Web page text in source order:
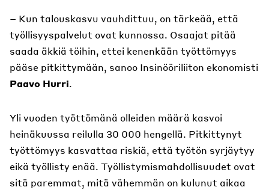
– Kun talouskasvu vauhdittuu, on tärkeää, että
työllisyyspalvelut ovat kunnossa. Osaajat pitää
saada äkkiä töihin, ettei kenenkään työttömyys
pääse pitkittymään, sanoo Insinööriliiton ekonomisti
Paavo Hurri.
Yli vuoden työttömänä olleiden määrä kasvoi
heinäkuussa reilulla 30 000 hengellä. Pitkittynyt
työttömyys kasvattaa riskiä, että työtön syrjäytyy
eikä työllisty enää. Työllistymismahdollisuudet ovat
sitä paremmat, mitä vähemmän on kulunut aikaa